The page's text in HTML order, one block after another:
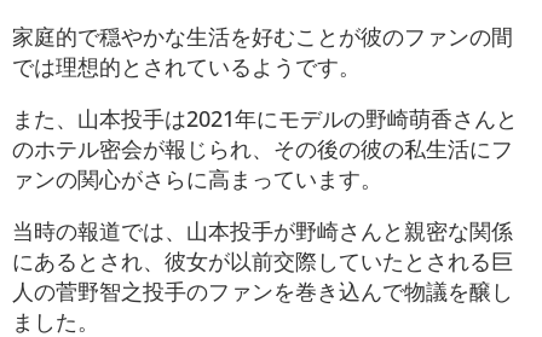
家庭的で穏やかな生活を好むことが彼のファンの間
では理想的とされているようです。
また、山本投手は2021年にモデルの野崎萌香さんと
のホテル密会が報じられ、その後の彼の私生活にフ
ァンの関心がさらに高まっています。
当時の報道では、山本投手が野崎さんと親密な関係
にあるとされ、彼女が以前交際していたとされる巨
人の菅野智之投手のファンを巻き込んで物議を醸し
ました。